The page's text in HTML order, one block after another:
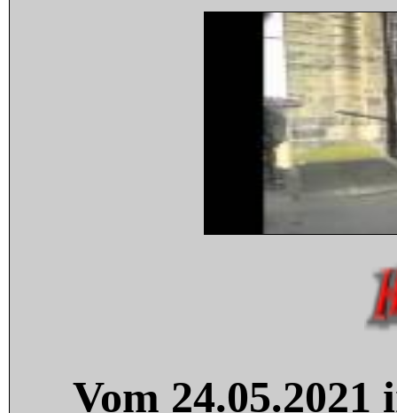
Vom